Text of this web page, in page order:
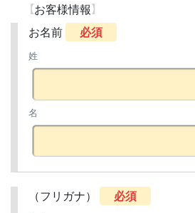
お客様情報
お名前
必須
姓
名
（フリガナ） 必須